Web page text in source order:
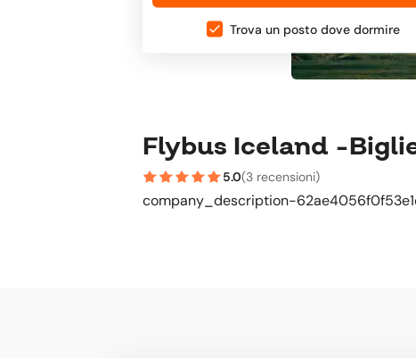
Trova un posto dove dormire
Flybus Iceland -
5.0(3 recensioni)
company_description-